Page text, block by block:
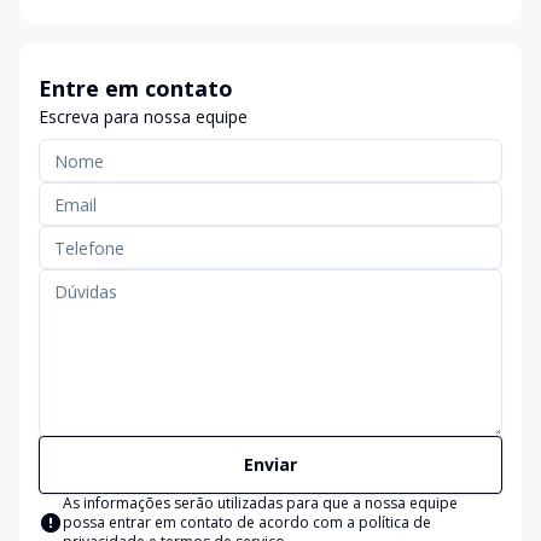
Entre em contato
Escreva para nossa equipe
Enviar
As informações serão utilizadas para que a nossa equipe
possa entrar em contato de acordo com a política de